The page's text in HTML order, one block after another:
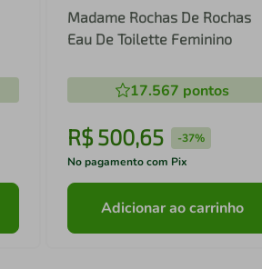
Madame Rochas De Rochas
Eau De Toilette Feminino
17.567 pontos
R$ 500,65 -37%
No pagamento com Pix
Adicionar ao carrinho